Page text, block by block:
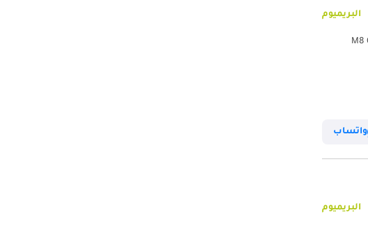
البريميوم
واتساب
البريميوم